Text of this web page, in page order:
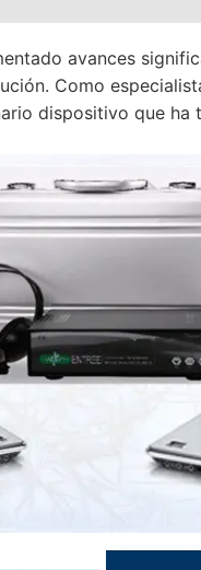
avances
Como
dispositivo que